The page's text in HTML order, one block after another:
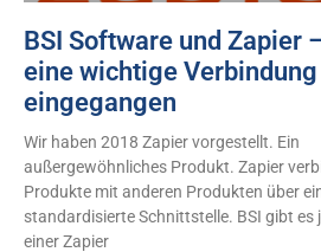
BSI Software und Zapier
eine wichtige Verbindung
eingegangen
Wir haben 2018 Zapier vorgestellt. Ein
außergewöhnliches Produkt. Zapier
Produkte mit anderen Produkten über
standardisierte Schnittstelle. BSI gibt es
einer Zapier